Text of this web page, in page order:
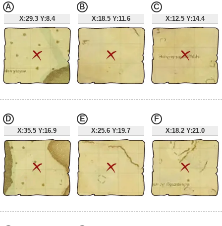
G
X:29.3 Y:8.4
A
X:18.5 Y:11.6
B
X:12.5 Y:14.4
C
X:35.5 Y:16.9
D
X:25.6 Y:19.7
E
X:18.2 Y:21.0
F